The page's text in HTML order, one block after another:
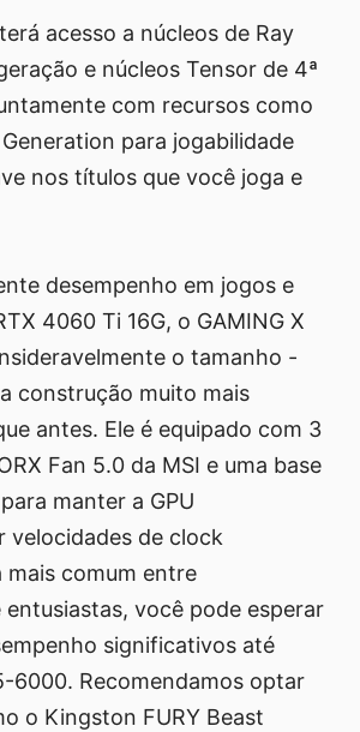
acesso a núcleos de Ray
e núcleos Tensor de 4ª
com recursos como
para jogabilidade
nos títulos que você joga e
desempenho em jogos e
4060 Ti 16G, o GAMING X
o tamanho -
construção muito mais
antes. Ele é equipado com 3
Fan 5.0 da MSI e uma base
manter a GPU
velocidades de clock
mais comum entre
você pode esperar
significativos até
6000. Recomendamos optar
o Kingston FURY Beast